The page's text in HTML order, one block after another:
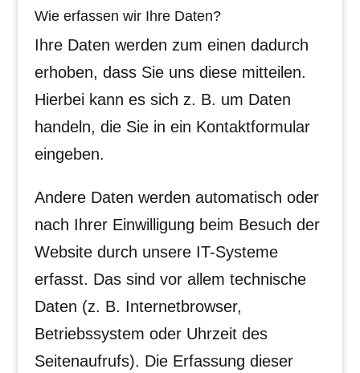
Wie erfassen wir Ihre Daten?
Ihre Daten werden zum einen dadurch
erhoben, dass Sie uns diese mitteilen.
Hierbei kann es sich z. B. um Daten
handeln, die Sie in ein Kontaktformular
eingeben.
Andere Daten werden automatisch oder
nach Ihrer Einwilligung beim Besuch der
Website durch unsere IT-Systeme
erfasst. Das sind vor allem technische
Daten (z. B. Internetbrowser,
Betriebssystem oder Uhrzeit des
Seitenaufrufs). Die Erfassung dieser